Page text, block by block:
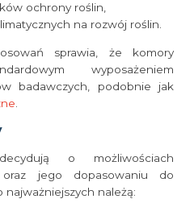
ochrony roślin,
na rozwój roślin.
sprawia, że komory
wyposażeniem
badawczych, podobnie jak
o możliwościach
oraz jego dopasowaniu do
należą: